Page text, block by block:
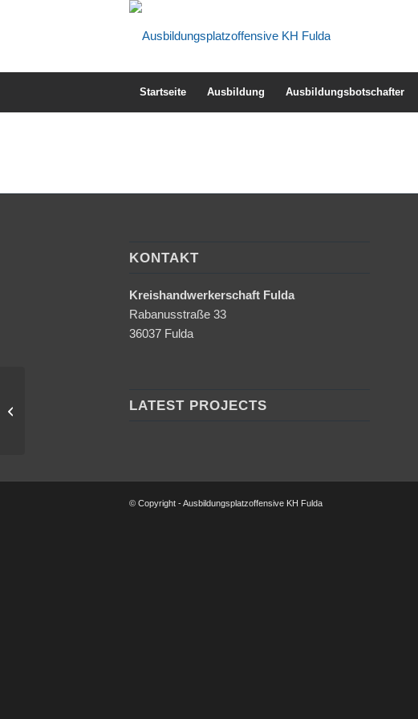
Startseite Ausbildung Ausbildungsbotschafter
KONTAKT
Kreishandwerkerschaft Fulda
Rabanusstraße 33
36037 Fulda
LATEST PROJECTS
© Copyright - Ausbildungsplatzoffensive KH Fulda